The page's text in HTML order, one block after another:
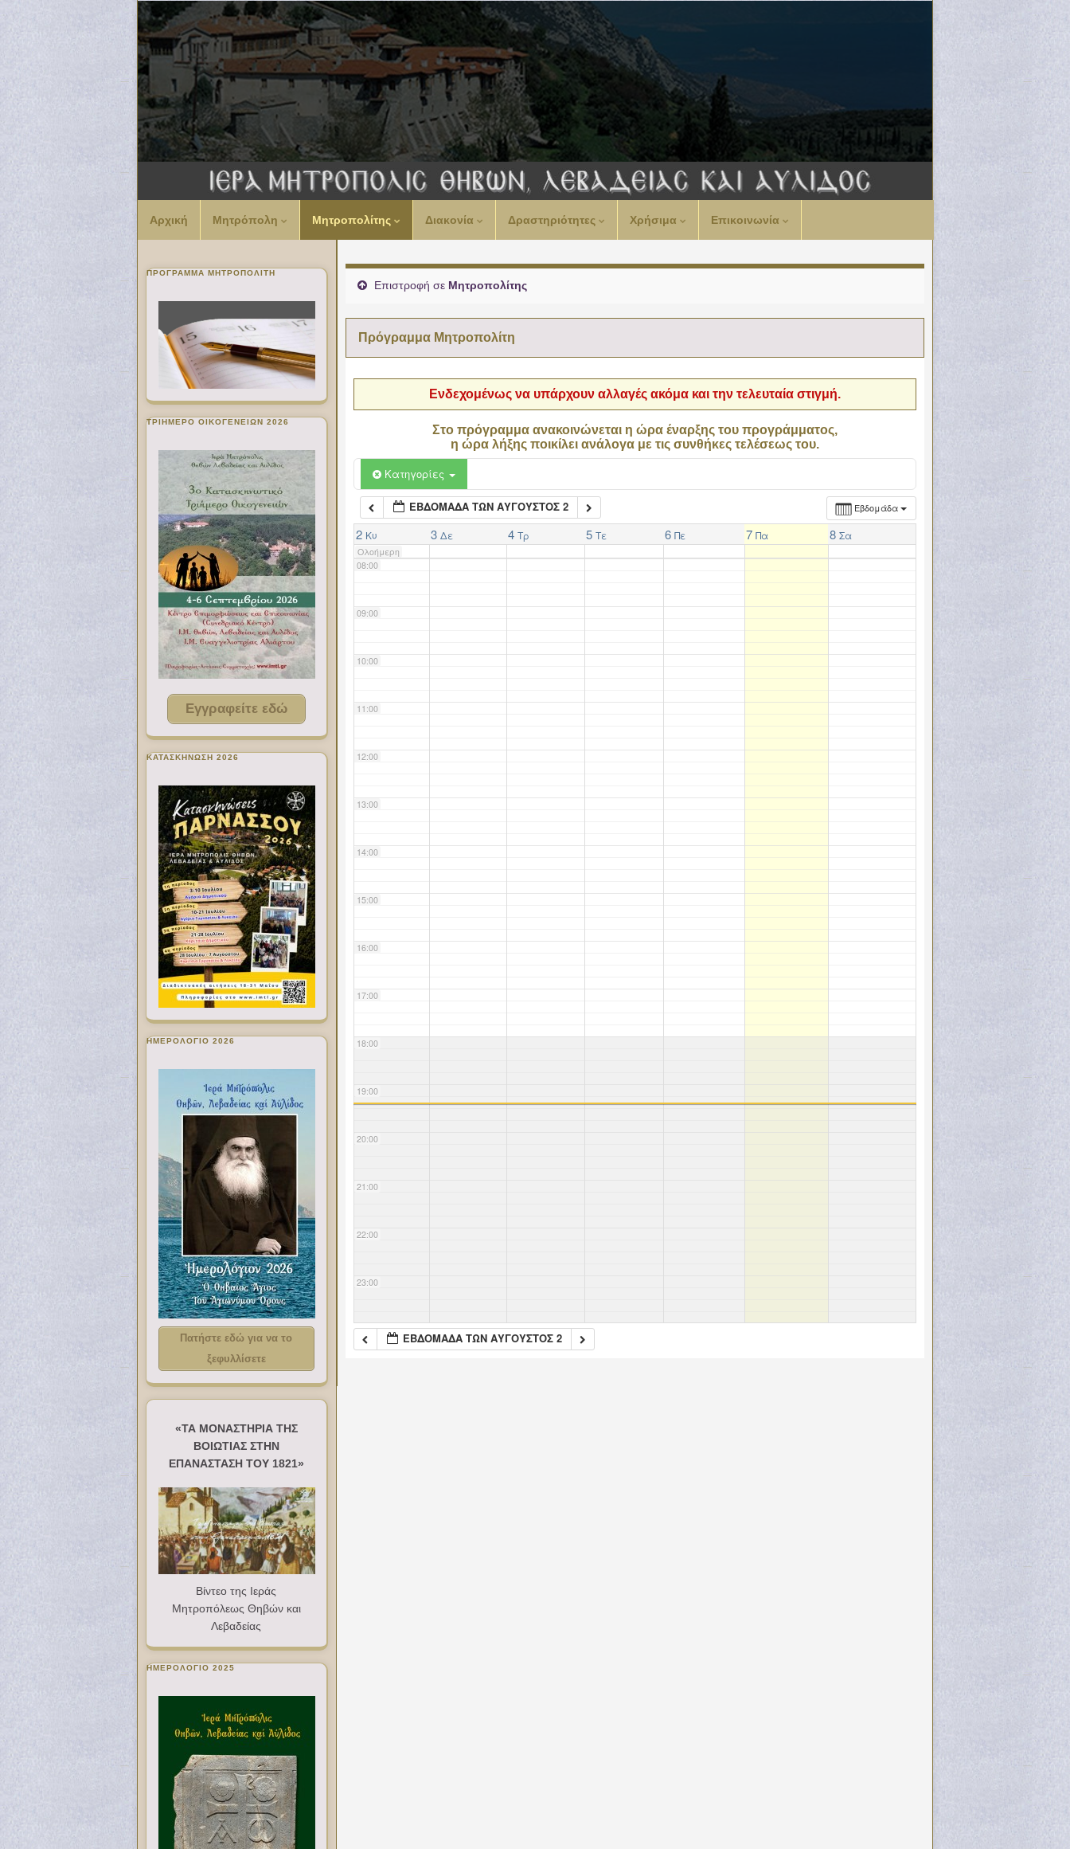
Αρχική Μητρόπολη Μητροπολίτης Διακονία Δραστηριότητες Χρήσιμα Επικοινωνία
Επιστροφή σε Μητροπολίτης
Πρόγραμμα Μητροπολίτη
Ενδεχομένως να υπάρχουν αλλαγές ακόμα και την τελευταία στιγμή.
Στο πρόγραμμα ανακοινώνεται η ώρα έναρξης του προγράμματος,
η ώρα λήξης ποικίλει ανάλογα με τις συνθήκες τελέσεως του.
Κατηγορίες
Εβδομάδα
ΕΒΔΟΜΆΔΑ ΤΩΝ ΑΎΓΟΥΣΤΟΣ 2
2 Κυ 3 Δε 4 Τρ 5 Τε 6 Πε 7 Πα 8 Σα
Ολοήμερη
00:00
02:00
06:00
07:00
08:00
09:00
10:00
11:00
12:00
13:00
14:00
15:00
16:00
17:00
18:00
19:00
20:00
21:00
22:00
23:00
ΕΒΔΟΜΆΔΑ ΤΩΝ ΑΎΓΟΥΣΤΟΣ 2
ΠΡΌΓΡΑΜΜΑ ΜΗΤΡΟΠΟΛΊΤΗ
ΤΡΙΗΜΕΡΟ ΟΙΚΟΓΕΝΕΙΩΝ 2026
Εγγραφείτε εδώ
ΚΑΤΑΣΚΗΝΩΣΗ 2026
ΗΜΕΡΟΛΟΓΙΟ 2026
Πατήστε εδώ για να το
ξεφυλλίσετε
«ΤΑ ΜΟΝΑΣΤΗΡΙΑ ΤΗΣ
ΒΟΙΩΤΙΑΣ ΣΤΗΝ
ΕΠΑΝΑΣΤΑΣΗ ΤΟΥ 1821»
Βίντεο της Ιεράς
Μητροπόλεως Θηβών και
Λεβαδείας
ΗΜΕΡΟΛΟΓΙΟ 2025